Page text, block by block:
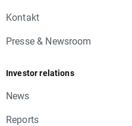
Kontakt
Presse & Newsroom
Investor relations
News
Reports